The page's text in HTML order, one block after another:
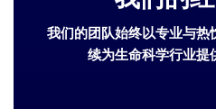
我们的团队始终以专业与热
续为生命科学行业提